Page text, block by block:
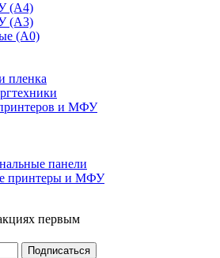
(А4)
(А3)
(А0)
пленка
и МФУ
панели
принтеры и МФУ
первым